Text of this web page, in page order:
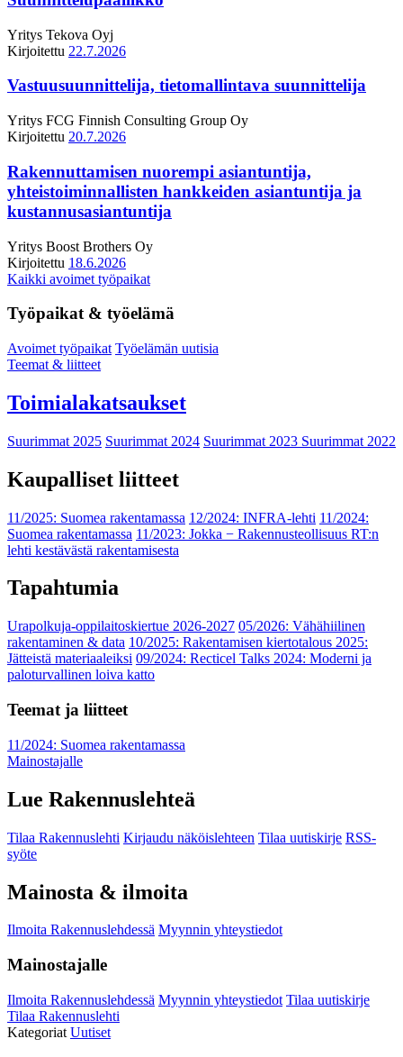
Yritys Tekova Oyj
Kirjoitettu 22.7.2026
Vastuusuunnittelija, tietomallintava suunnittelija
Yritys FCG Finnish Consulting Group Oy
Kirjoitettu 20.7.2026
Rakennuttamisen nuorempi asiantuntija,
yhteistoiminnallisten hankkeiden asiantuntija ja
kustannusasiantuntija
Yritys Boost Brothers Oy
Kirjoitettu 18.6.2026
Kaikki avoimet työpaikat
Työpaikat & työelämä
Avoimet työpaikat Työelämän uutisia
Teemat & liitteet
Toimialakatsaukset
Suurimmat 2025 Suurimmat 2024 Suurimmat 2023 Suurimmat 2022
Kaupalliset liitteet
11/2025: Suomea rakentamassa 12/2024: INFRA-lehti 11/2024:
Suomea rakentamassa 11/2023: Jokka − Rakennusteollisuus RT:n
lehti kestävästä rakentamisesta
Tapahtumia
Urapolkuja-oppilaitoskiertue 2026-2027 05/2026: Vähähiilinen
rakentaminen & data 10/2025: Rakentamisen kiertotalous 2025:
Jätteistä materiaaleiksi 09/2024: Recticel Talks 2024: Moderni ja
paloturvallinen loiva katto
Teemat ja liitteet
11/2024: Suomea rakentamassa
Mainostajalle
Lue Rakennuslehteä
Tilaa Rakennuslehti Kirjaudu näköislehteen Tilaa uutiskirje RSS-
syöte
Mainosta & ilmoita
Ilmoita Rakennuslehdessä Myynnin yhteystiedot
Mainostajalle
Ilmoita Rakennuslehdessä Myynnin yhteystiedot Tilaa uutiskirje
Tilaa Rakennuslehti
Kategoriat Uutiset